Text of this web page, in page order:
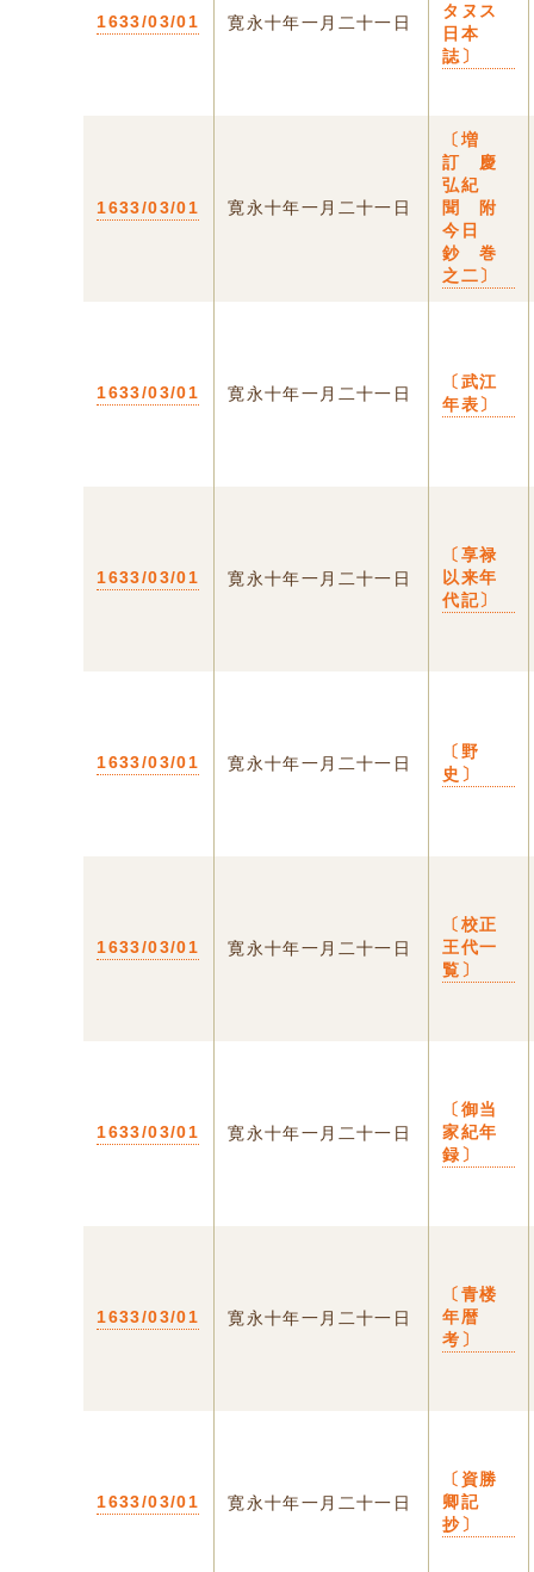
1633/03/01 寛永十年一月二十一日
タヌス
日本
誌〕
1633/03/01 寛永十年一月二十一日
〔増
訂 慶
弘紀
聞 附
今日
鈔 巻
之二〕
1633/03/01 寛永十年一月二十一日
〔武江
年表〕
1633/03/01 寛永十年一月二十一日
〔享禄
以来年
代記〕
1633/03/01 寛永十年一月二十一日
〔野
史〕
1633/03/01 寛永十年一月二十一日
〔校正
王代一
覧〕
1633/03/01 寛永十年一月二十一日
〔御当
家紀年
録〕
1633/03/01 寛永十年一月二十一日
〔青楼
年暦
考〕
1633/03/01 寛永十年一月二十一日
〔資勝
卿記
抄〕